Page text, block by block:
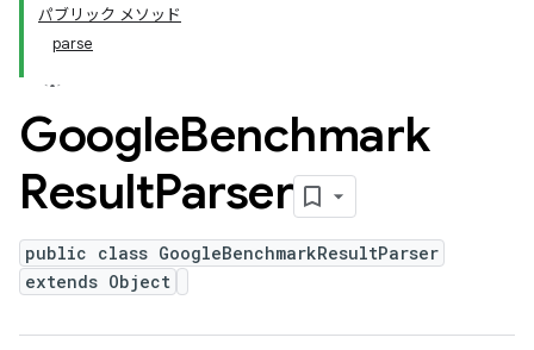
パブリック メソッド
parse
GoogleBenchmark
ResultParser
public class GoogleBenchmarkResultParser
extends Object